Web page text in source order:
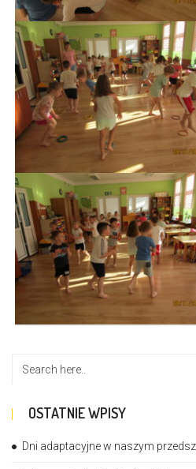
OSTATNIE WPISY
Dni adaptacyjne w naszym